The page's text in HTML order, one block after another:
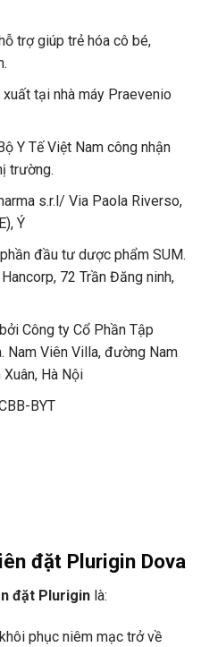
trợ giúp trẻ hóa cô bé,
tại nhà máy Praevenio
Y Tế Việt Nam công nhận
trường.
s.r.l/ Via Paola Riverso,
Ý
đầu tư dược phẩm SUM.
72 Trần Đăng ninh,
Công ty Cổ Phần Tập
Nam Viên Villa, đường Nam
Hà Nội
BYT
đặt Plurigin Dova
đặt Plurigin là:
phục niêm mạc trở về